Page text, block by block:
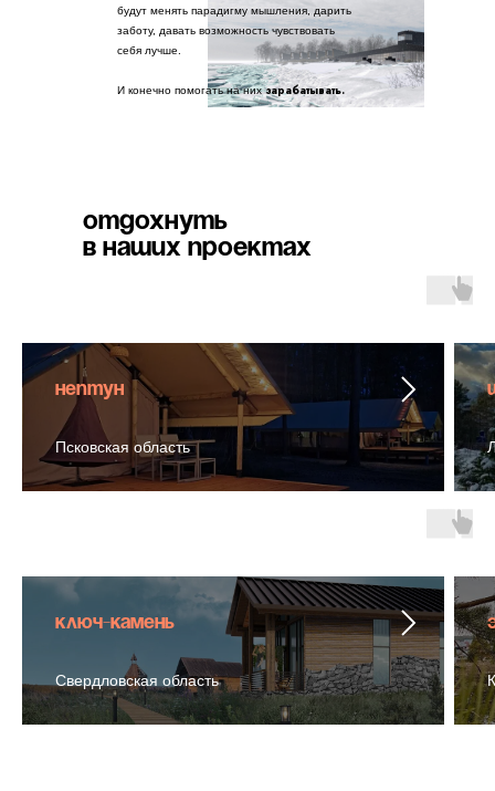
будут менять парадигму мышления, дарить
заботу, давать возможность чувствовать
себя лучше.
И конечно помогать на нихзарабатывать.
Отдохнуть
в наших проектах
Нептун
Псковская область
Ключ-камень
Свердловская область